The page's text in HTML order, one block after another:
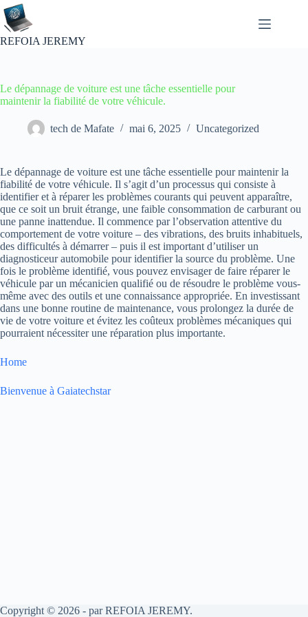
Passer
au
contenu
REFOIA JEREMY
Le dépannage de voiture est une tâche essentielle pour
maintenir la fiabilité de votre véhicule.
tech de Mafate mai 6, 2025 Uncategorized
Le dépannage de voiture est une tâche essentielle pour maintenir la
fiabilité de votre véhicule. Il s’agit d’un processus qui consiste à
identifier et à réparer les problèmes courants qui peuvent apparaître,
que ce soit un bruit étrange, une faible consommation de carburant ou
une panne inattendue. Il commence par l’observation attentive du
comportement de votre voiture – des vibrations, des bruits inhabituels,
des difficultés à démarrer – puis il est important d’utiliser un
diagnosticeur automobile pour identifier la source du problème. Une
fois le problème identifié, vous pouvez envisager de faire réparer le
véhicule par un mécanicien qualifié ou de résoudre le problème vous-
même avec des outils et une connaissance appropriée. En investissant
dans une bonne routine de maintenance, vous prolongez la durée de
vie de votre voiture et évitez les coûteux problèmes mécaniques qui
pourraient nécessiter une réparation plus importante.
Home
Bienvenue à Gaiatechstar
Copyright © 2026 - par REFOIA JEREMY.